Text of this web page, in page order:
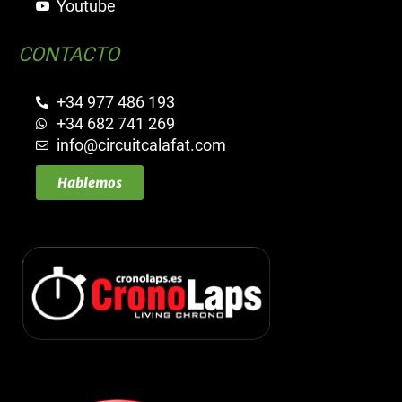
Youtube
CONTACTO
+34 977 486 193
+34 682 741 269
info@circuitcalafat.com
Hablemos